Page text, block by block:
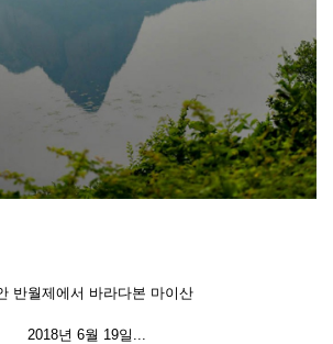
반월제에서 바라다본 마이산
2018년 6월 19일...